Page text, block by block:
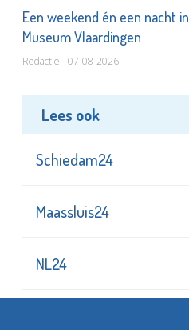
Een weekend én een nacht in
Museum Vlaardingen
Redactie - 07-08-2026
Lees ook
Schiedam24
Maassluis24
NL24